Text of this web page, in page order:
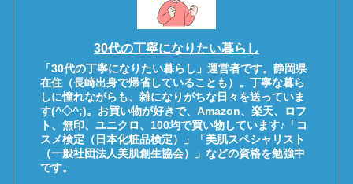
30代の丁寧になりたい暮らし
「30代の丁寧になりたい暮らし」運営者です。静岡県
在住（長崎出身で帰省していることも）。丁寧な暮ら
しに憧れながらも、雑になりがちな日々を送っていま
す(^◇^;)。お買い物が好きで、Amazon、楽天、ロフ
ト、無印、ユニクロ、100均で買い物しています♪「コ
スメ検定（日本化粧品検定）」「美肌スペシャリスト
（一般社団法人美肌創生協会）」などの資格を勉強中
です。